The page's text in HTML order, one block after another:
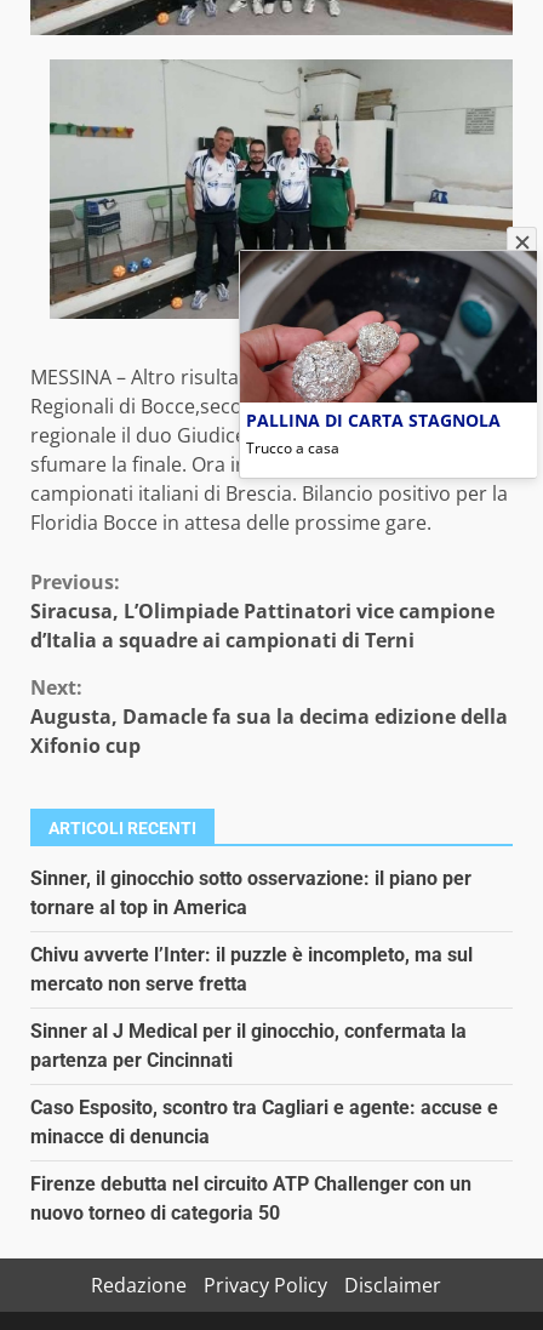
MESSINA – Altro risultato di prestigio ai Campionati
Regionali di Bocce,secondo posto e vice campioni
regionale il duo Giudice Daniele e Lino che vedono
sfumare la finale. Ora in attesa per un posto utile ai
campionati italiani di Brescia. Bilancio positivo per la
Floridia Bocce in attesa delle prossime gare.
Continue
Reading
Previous:
Siracusa, L’Olimpiade Pattinatori vice campione
d’Italia a squadre ai campionati di Terni
Next:
Augusta, Damacle fa sua la decima edizione della
Xifonio cup
ARTICOLI RECENTI
Sinner, il ginocchio sotto osservazione: il piano per
tornare al top in America
Chivu avverte l’Inter: il puzzle è incompleto, ma sul
mercato non serve fretta
Sinner al J Medical per il ginocchio, confermata la
partenza per Cincinnati
Caso Esposito, scontro tra Cagliari e agente: accuse e
minacce di denuncia
Firenze debutta nel circuito ATP Challenger con un
nuovo torneo di categoria 50
Redazione Privacy Policy
Disclaimer
PALLINA DI CARTA STAGNOLA
Trucco a casa